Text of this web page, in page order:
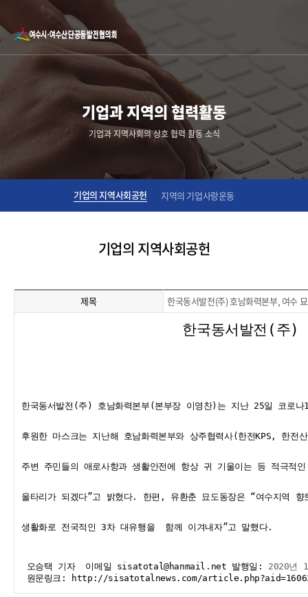
기업과 지역의 협력활동
기업과 지역사회의 상호 협력 활동 소식
기업의 지역사회공헌 지역의 기업사랑운동
기업의 지역사회공헌
제목 한국동서발전(주) 호남화력본부, 여수
한국동서발전(주)
한국동서발전(주) 호남화력본부(본부장 이영찬)는 지난 25일 코
후원한 마스크는 지난해 호남화력본부와 상주협력사(한전KPS, 한
주변 주민들의 애로사항과 생활안전에 항상 귀 기울이는 등 적극
울타리가 되겠다”고 밝혔다. 한편, 유환춘 묘도동장은 “여수지역
생활화로 전국적인 3차 대유행을  함께 이겨내자”고 말했다.
오승택 기자 이메일 sisatotal@hanmail.net 발행일: 2020년
원문링크:
http://sisatotalnews.com/